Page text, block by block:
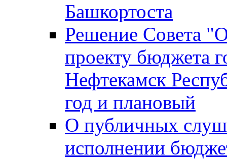
Башкортоста
Решение Совета
проекту бюджета
Нефтекамск
год и плановый
О публичных
исполнении